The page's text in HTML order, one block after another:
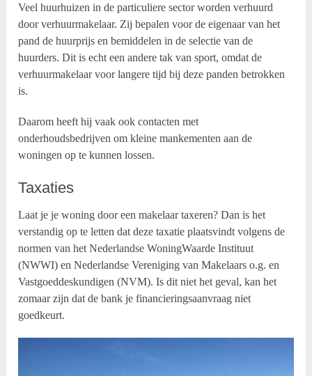
Veel huurhuizen in de particuliere sector worden verhuurd
door verhuurmakelaar. Zij bepalen voor de eigenaar van het
pand de huurprijs en bemiddelen in de selectie van de
huurders. Dit is echt een andere tak van sport, omdat de
verhuurmakelaar voor langere tijd bij deze panden betrokken
is.
Daarom heeft hij vaak ook contacten met
onderhoudsbedrijven om kleine mankementen aan de
woningen op te kunnen lossen.
Taxaties
Laat je je woning door een makelaar taxeren? Dan is het
verstandig op te letten dat deze taxatie plaatsvindt volgens de
normen van het Nederlandse WoningWaarde Instituut
(NWWI) en Nederlandse Vereniging van Makelaars o.g. en
Vastgoeddeskundigen (NVM). Is dit niet het geval, kan het
zomaar zijn dat de bank je financieringsaanvraag niet
goedkeurt.